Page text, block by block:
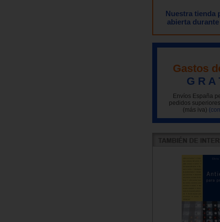
Nuestra tienda
abierta
Gastos
G R A
Envíos España
pedidos
(más iva)